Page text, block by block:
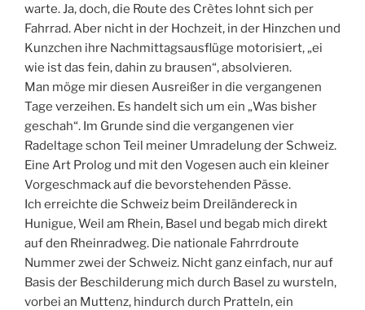
warte. Ja, doch, die Route des Crètes lohnt sich per
Fahrrad. Aber nicht in der Hochzeit, in der Hinzchen und
Kunzchen ihre Nachmittagsausflüge motorisiert, „ei
wie ist das fein, dahin zu brausen“, absolvieren.
Man möge mir diesen Ausreißer in die vergangenen
Tage verzeihen. Es handelt sich um ein „Was bisher
geschah“. Im Grunde sind die vergangenen vier
Radeltage schon Teil meiner Umradelung der Schweiz.
Eine Art Prolog und mit den Vogesen auch ein kleiner
Vorgeschmack auf die bevorstehenden Pässe.
Ich erreichte die Schweiz beim Dreiländereck in
Hunigue, Weil am Rhein, Basel und begab mich direkt
auf den Rheinradweg. Die nationale Fahrrdroute
Nummer zwei der Schweiz. Nicht ganz einfach, nur auf
Basis der Beschilderung mich durch Basel zu wursteln,
vorbei an Muttenz, hindurch durch Pratteln, ein